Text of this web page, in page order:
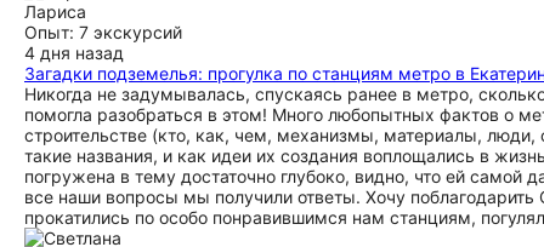
Лариса
Опыт: 7 экскурсий
4 дня назад
Загадки подземелья: прогулка по станциям метро в
Никогда не задумывалась, спускаясь ранее в метро,
помогла разобраться в этом! Много любопытных фактов о
строительстве (кто, как, чем, механизмы, материалы, люди,
такие названия, и как идеи их создания воплощались в
погружена в тему достаточно глубоко, видно, что ей самой
все наши вопросы мы получили ответы. Хочу
прокатились по особо понравившимся нам станциям,